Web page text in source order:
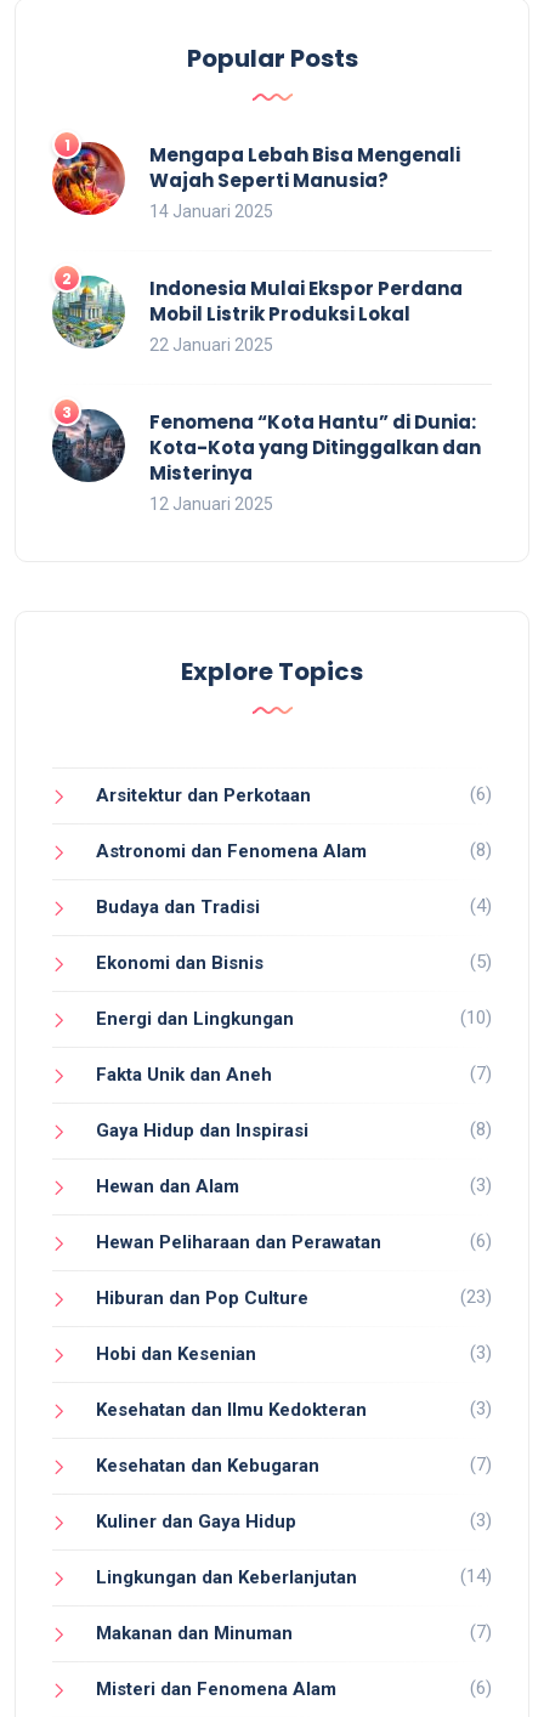
Popular Posts
Mengapa Lebah Bisa Mengenali
Wajah Seperti Manusia?
14 Januari 2025
Indonesia Mulai Ekspor Perdana
Mobil Listrik Produksi Lokal
22 Januari 2025
Fenomena “Kota Hantu” di Dunia:
Kota-Kota yang Ditinggalkan dan
Misterinya
12 Januari 2025
Explore Topics
Arsitektur dan Perkotaan (6)
Astronomi dan Fenomena Alam (8)
Budaya dan Tradisi (4)
Ekonomi dan Bisnis (5)
Energi dan Lingkungan (10)
Fakta Unik dan Aneh (7)
Gaya Hidup dan Inspirasi (8)
Hewan dan Alam (3)
Hewan Peliharaan dan Perawatan (6)
Hiburan dan Pop Culture (23)
Hobi dan Kesenian (3)
Kesehatan dan Ilmu Kedokteran (3)
Kesehatan dan Kebugaran (7)
Kuliner dan Gaya Hidup (3)
Lingkungan dan Keberlanjutan (14)
Makanan dan Minuman (7)
Misteri dan Fenomena Alam (6)